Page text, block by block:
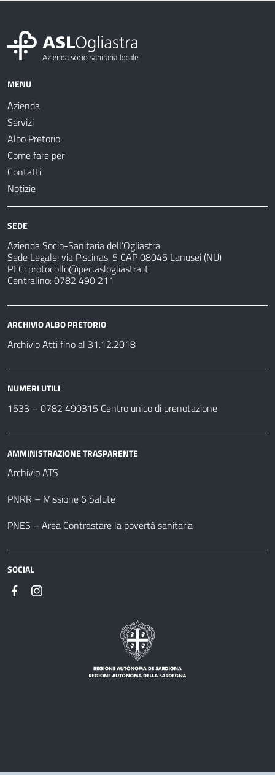
MENU
Azienda
Servizi
Albo Pretorio
Come fare per
Contatti
Notizie
SEDE
Azienda Socio-Sanitaria dell’Ogliastra
Sede Legale: via Piscinas, 5 CAP 08045 Lanusei (NU)
PEC: protocollo@pec.aslogliastra.it
Centralino: 0782 490 211
ARCHIVIO ALBO PRETORIO
Archivio Atti fino al 31.12.2018
NUMERI UTILI
1533 – 0782 490315 Centro unico di prenotazione
AMMINISTRAZIONE TRASPARENTE
Archivio ATS
PNRR – Missione 6 Salute
PNES – Area Contrastare la povertà sanitaria
SOCIAL